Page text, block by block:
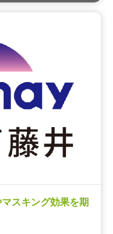
スキング効果を期